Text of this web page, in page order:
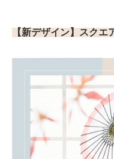
【新デザイン】スクエ